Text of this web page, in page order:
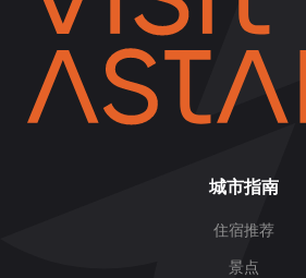
城市指南
住宿推荐
景点